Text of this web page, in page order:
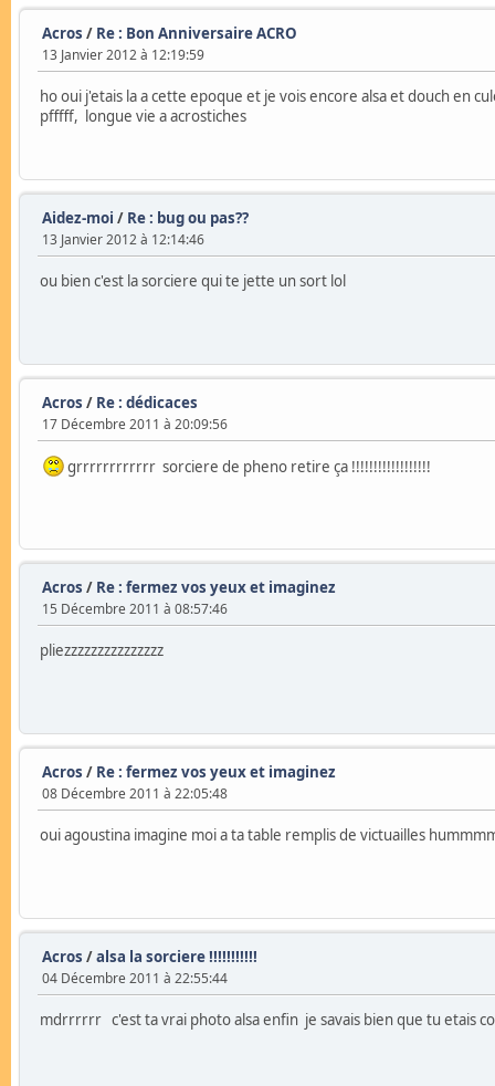
Acros / Re : Bon Anniversaire ACRO
13 Janvier 2012 à 12:19:59
ho oui j'etais la a cette epoque et je vois encore alsa et douch en
pfffff, longue vie a acrostiches
Aidez-moi / Re : bug ou pas??
13 Janvier 2012 à 12:14:46
ou bien c'est la sorciere qui te jette un sort lol
Acros / Re : dédicaces
17 Décembre 2011 à 20:09:56
grrrrrrrrrrrr sorciere de pheno retire ça !!!!!!!!!!!!!!!!!!
Acros / Re : fermez vos yeux et imaginez
15 Décembre 2011 à 08:57:46
pliezzzzzzzzzzzzzzz
Acros / Re : fermez vos yeux et imaginez
08 Décembre 2011 à 22:05:48
oui agoustina imagine moi a ta table remplis de victuailles
Acros /alsa la sorciere !!!!!!!!!!!
04 Décembre 2011 à 22:55:44
mdrrrrrr c'est ta vrai photo alsa enfin je savais bien que tu etais